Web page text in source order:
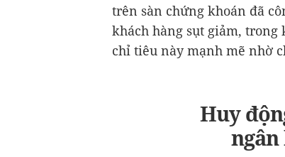
trên sàn chứng khoán đã
khách hàng sụt giảm,
chỉ tiêu này mạnh mẽ nhờ
Huy
ngân